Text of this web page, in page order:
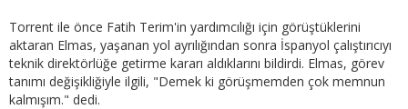
Torrent ile önce Fatih Terim'in yardımcılığı için görüştüklerini
aktaran Elmas, yaşanan yol ayrılığından sonra İspanyol çalıştırıcıyı
teknik direktörlüğe getirme kararı aldıklarını bildirdi. Elmas, görev
tanımı değişikliğiyle ilgili, "Demek ki görüşmemden çok memnun
kalmışım." dedi.